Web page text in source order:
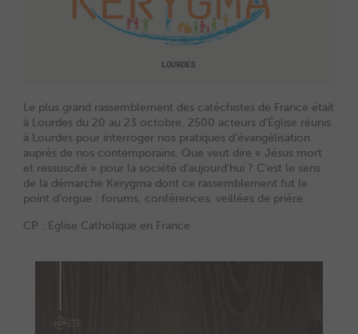
Le plus grand rassemblement des catéchistes de France était
à Lourdes du 20 au 23 octobre. 2500 acteurs d’Église réunis
à Lourdes pour interroger nos pratiques d’évangélisation
auprès de nos contemporains. Que veut dire « Jésus mort
et ressuscité » pour la société d’aujourd’hui ? C’est le sens
de la démarche Kerygma dont ce rassemblement fut le
point d’orgue : forums, conférences, veillées de prière.
CP : Eglise Catholique en France